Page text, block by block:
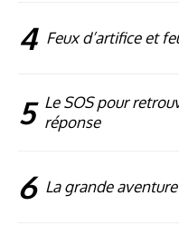
4 Feux d’artifice et
5 Le SOS pour
réponse
6 La grande